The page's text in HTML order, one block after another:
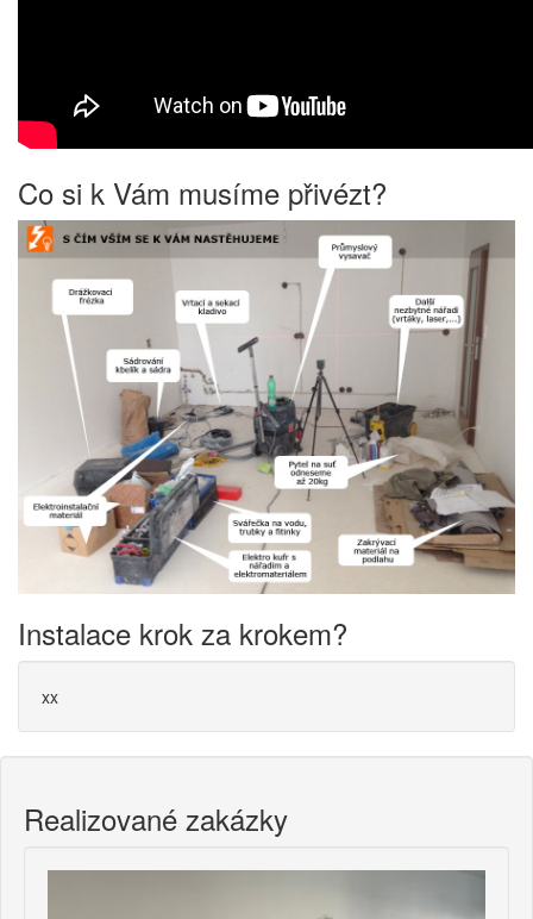
Co si k Vám musíme přivézt?
Instalace krok za krokem?
xx
Realizované zakázky